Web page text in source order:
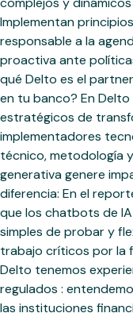
Implementan
responsable a la
proactiva ante
qué Delto es el
en tu banco? En
estratégicos de
implementadores
técnico, metodología
generativa genere
diferencia: En el
que los chatbots de
simples de probar y
trabajo críticos por la
Delto tenemos
regulados :
las instituciones